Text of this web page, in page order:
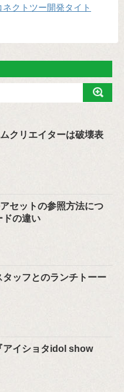
クトツー開発タイト
クリエイターは破壊表
セットの参照方法につ
ドの違い
ッフとのランチトーー
アイショタidol show